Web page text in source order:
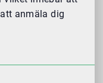
anmäla dig